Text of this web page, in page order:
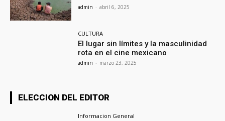
admin - abril 6, 2025
CULTURA
El lugar sin límites y la masculinidad
rota en el cine mexicano
admin - marzo 23, 2025
ELECCION DEL EDITOR
Informacion General